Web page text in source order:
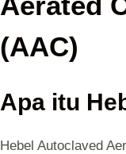
(AAC)
Apa itu
Hebel Autoclaved